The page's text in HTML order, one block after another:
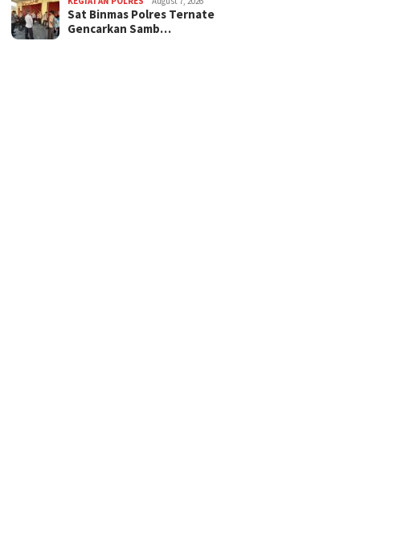
Sat Binmas Polres Ternate
Gencarkan Samb…